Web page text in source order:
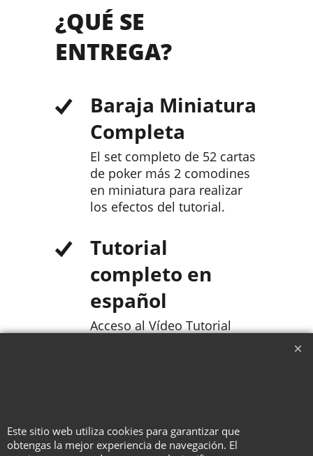
¿QUÉ SE
ENTREGA?
Baraja Miniatura
Completa
El set completo de 52 cartas
de poker más 2 comodines
en miniatura para realizar
los efectos del tutorial.
Tutorial
completo en
español
Acceso al Vídeo Tutorial
Este sitio web utiliza cookies para garantizar que
obtengas la mejor experiencia de navegación. El